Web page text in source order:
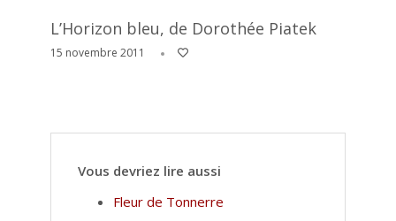
L’Horizon bleu, de Dorothée Piatek
15 novembre 2011
Vous devriez lire aussi
Fleur de Tonnerre